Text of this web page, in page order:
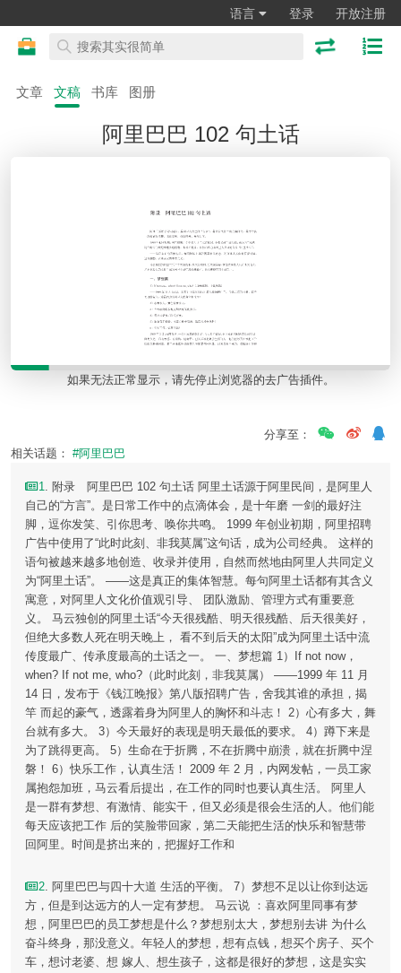
语言 登录 开放注册
文章 文稿 书库 图册
阿里巴巴 102 句土话
如果无法正常显示，请先停止浏览器的去广告插件。
分享至：
相关话题： #阿里巴巴
1. 附录 阿里巴巴 102 句土话 阿里土话源于阿里民间，是阿里人
自己的“方言”。是日常工作中的点滴体会，是十年磨 一剑的最好注
脚，逗你发笑、引你思考、唤你共鸣。 1999 年创业初期，阿里招聘
广告中使用了“此时此刻、非我莫属”这句话，成为公司经典。 这样的
语句被越来越多地创造、收录并使用，自然而然地由阿里人共同定义
为“阿里土话”。 ——这是真正的集体智慧。每句阿里土话都有其含义
寓意，对阿里人文化价值观引导、 团队激励、管理方式有重要意
义。 马云独创的阿里土话“今天很残酷、明天很残酷、后天很美好，
但绝大多数人死在明天晚上， 看不到后天的太阳”成为阿里土话中流
传度最广、传承度最高的土话之一。 一、梦想篇 1）If not now，
when? If not me, who?（此时此刻，非我莫属） ——1999 年 11 月
14 日，发布于《钱江晚报》第八版招聘广告，舍我其谁的承担，揭
竿 而起的豪气，透露着身为阿里人的胸怀和斗志！ 2）心有多大，舞
台就有多大。 3）今天最好的表现是明天最低的要求。 4）蹲下来是
为了跳得更高。 5）生命在于折腾，不在折腾中崩溃，就在折腾中涅
磐！ 6）快乐工作，认真生活！ 2009 年 2 月，内网发帖，一员工家
属抱怨加班，马云看后提出，在工作的同时也要认真生活。 阿里人
是一群有梦想、有激情、能实干，但又必须是很会生活的人。他们能
每天应该把工作 后的笑脸带回家，第二天能把生活的快乐和智慧带
回阿里。时间是挤出来的，把握好工作和
2. 阿里巴巴与四十大道 生活的平衡。 7）梦想不足以让你到达远
方，但是到达远方的人一定有梦想。 马云说 ：喜欢阿里同事有梦
想，阿里巴巴的员工梦想是什么？梦想别太大，梦想别去讲 为什么
奋斗终身，那没意义。年轻人的梦想，想有点钱，想买个房子、买个
车，想讨老婆、想 嫁人、想生孩子，这都是很好的梦想，这是实实